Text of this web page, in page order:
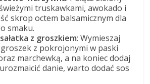
truskawkami, awokado i
skrop octem balsamicznym dla
smaku.
z groszkiem: Wymieszaj
z pokrojonymi w paski
marchewką, a na koniec dodaj
danie, warto dodać sos